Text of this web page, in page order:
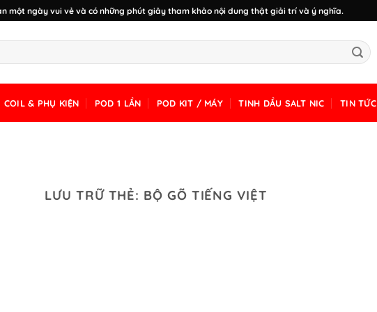
một ngày vui vẻ và có những phút giây tham khảo nội dung thật giải trí và ý nghĩa.
COIL & PHỤ KIỆN POD 1 LẦN POD KIT / MÁY TINH DẦU SALT NIC TIN TỨC
LƯU TRỮ THẺ: BỘ GÕ TIẾNG VIỆT